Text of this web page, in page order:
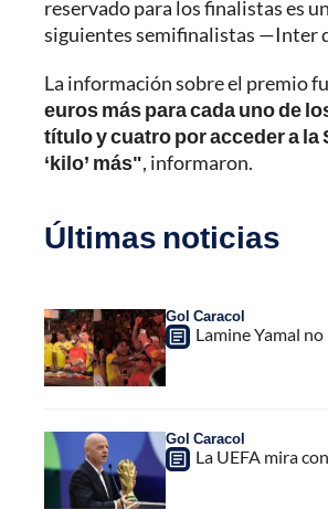
reservado para los finalistas es
siguientes semifinalistas —Inter
La información sobre el premio
euros más para cada uno de
título y cuatro por acceder a la
‘kilo’ más", informaron.
Últimas noticias
Gol Caracol
Lamine Yamal
Gol Caracol
La UEFA mira